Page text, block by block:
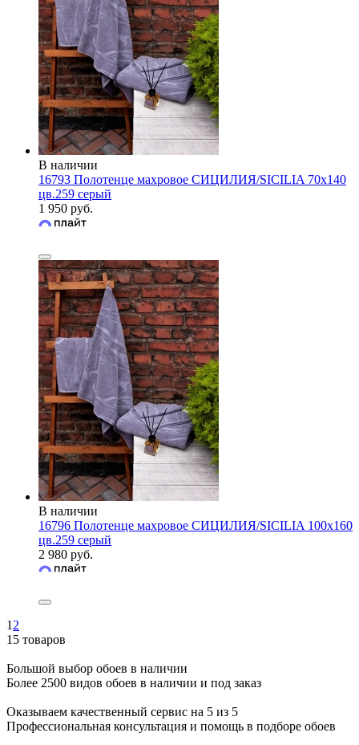
В наличии
16793 Полотенце махровое СИЦИЛИЯ/SICILIA 70х140
цв.259 серый
1 950 руб.
В наличии
16796 Полотенце махровое СИЦИЛИЯ/SICILIA 100х160
цв.259 серый
2 980 руб.
12
15 товаров
Большой выбор обоев в наличии
Более 2500 видов обоев в наличии и под заказ
Оказываем качественный сервис на 5 из 5
Профессиональная консультация и помощь в подборе обоев